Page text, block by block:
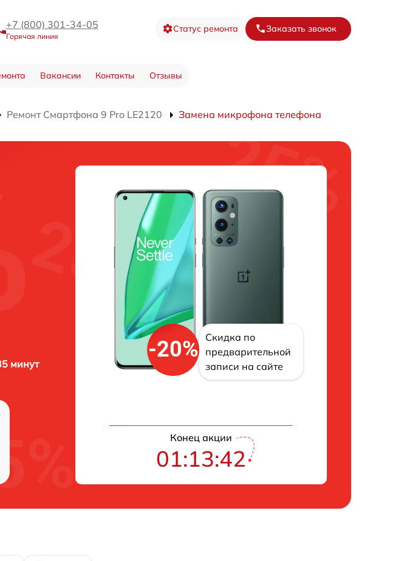
+7 (800) 301-34-05
Горячая линия
Статус ремонта Заказать звонок
Вакансии Контакты Отзывы
Ремонт Смартфона 9 Pro LE2120 Замена микрофона телефона
минут
-20%
Скидка по
предварительной
записи на сайте
Конец акции
01:13:41